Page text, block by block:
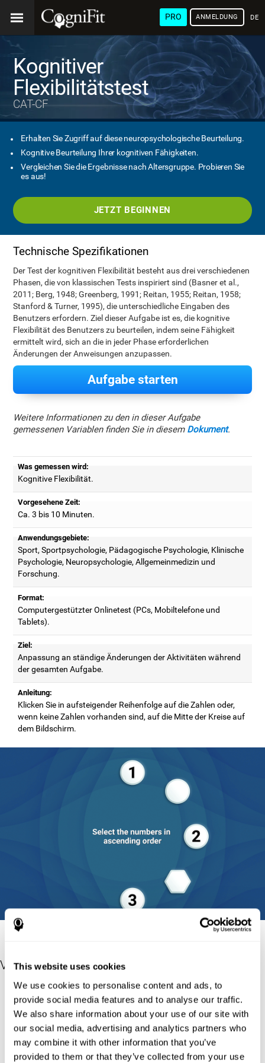
This website uses cookies
We use cookies to personalise content and ads, to
provide social media features and to analyse our traffic.
We also share information about your use of our site with
our social media, advertising and analytics partners who
may combine it with other information that you’ve
provided to them or that they’ve collected from your use
PRO ANMELDUNG
Kognitiver
Flexibilitätstest
CAT-CF
Erhalten Sie Zugriff auf diese neuropsychologische Beurteilung.
Kognitive Beurteilung Ihrer kognitiven Fähigkeiten.
Vergleichen Sie die Ergebnisse nach Altersgruppe. Probieren Sie
es aus!
JETZT BEGINNEN
Technische Spezifikationen
Der Test der kognitiven Flexibilität besteht aus drei verschiedenen
Phasen, die von klassischen Tests inspiriert sind (Basner et al.,
2011; Berg, 1948; Greenberg, 1991; Reitan, 1955; Reitan, 1958;
Stanford & Turner, 1995), die unterschiedliche Eingaben des
Benutzers erfordern. Ziel dieser Aufgabe ist es, die kognitive
Flexibilität des Benutzers zu beurteilen, indem seine Fähigkeit
ermittelt wird, sich an die in jeder Phase erforderlichen
Änderungen der Anweisungen anzupassen.
Aufgabe starten
Weitere Informationen zu den in dieser Aufgabe
gemessenen Variablen finden Sie in diesem Dokument.
Was gemessen wird:
Kognitive Flexibilität.
Vorgesehene Zeit:
Ca. 3 bis 10 Minuten.
Anwendungsgebiete:
Sport, Sportpsychologie, Pädagogische Psychologie, Klinische
Psychologie, Neuropsychologie, Allgemeinmedizin und
Forschung.
Format:
Computergestützter Onlinetest (PCs, Mobiltelefone und
Tablets).
Ziel:
Anpassung an ständige Änderungen der Aktivitäten während
der gesamten Aufgabe.
Anleitung:
Klicken Sie in aufsteigender Reihenfolge auf die Zahlen oder,
wenn keine Zahlen vorhanden sind, auf die Mitte der Kreise auf
dem Bildschirm.
Verweise
E. A. Berg. (1948). A simple objective technique for measuring
flexibility in thinking. J. Gen. Psychol. 39: 15-22.
Basner, M., Mollicone, D., and Dinges, D. F. (2011). Validity and
sensitivity of a brief psychomotor vigilance test (PVT-B) to total
and partial sleep deprivation. Acta Astronaut. 69, 949–959. doi:
10.1016/j.actaastro.2011.07.015